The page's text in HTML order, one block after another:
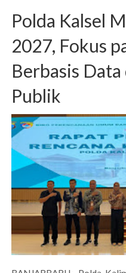
Polda Kalsel
2027, Fokus
Berbasis Data
Publik